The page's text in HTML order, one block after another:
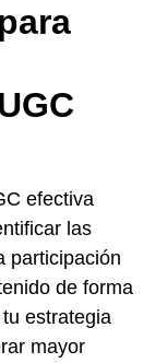
UGC
efectiva
las
participación
de forma
estrategia
mayor